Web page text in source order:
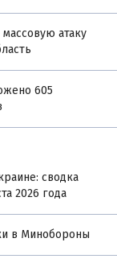
атаку
605
сводка
2026 года
в Минобороны